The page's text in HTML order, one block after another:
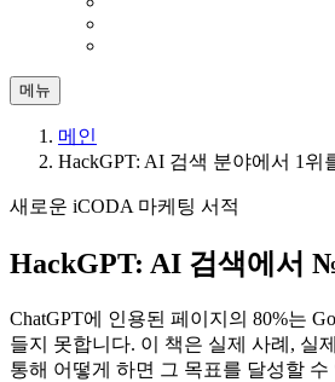
메뉴
메인
HackGPT: AI 검색 분야에서 1위
새로운 iCODA 마케팅 서적
HackGPT: AI 검색에서
ChatGPT에 인용된 페이지의 80%는
들지 못합니다. 이 책은 실제 사례, 실
통해 어떻게 하면 그 목표를 달성할 수